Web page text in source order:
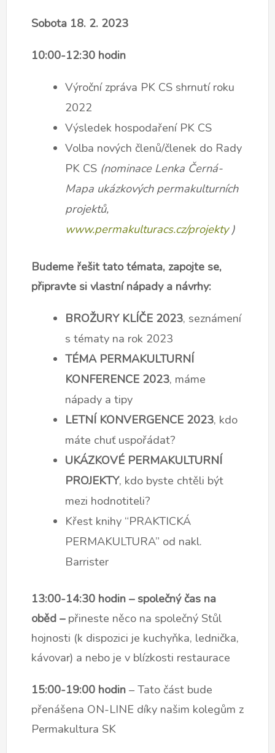
Sobota 18. 2. 2023
10:00-12:30 hodin
Výroční zpráva PK CS shrnutí roku
2022
Výsledek hospodaření PK CS
Volba nových členů/členek do Rady
PK CS (nominace Lenka Černá-
Mapa ukázkových permakulturních
projektů,
www.permakulturacs.cz/projekty)
Budeme řešit tato témata, zapojte se,
připravte si vlastní nápady a návrhy:
BROŽURY KLÍČE 2023, seznámení
s tématy na rok 2023
TÉMA PERMAKULTURNÍ
KONFERENCE 2023, máme
nápady a tipy
LETNÍ KONVERGENCE 2023, kdo
máte chuť uspořádat?
UKÁZKOVÉ PERMAKULTURNÍ
PROJEKTY, kdo byste chtěli být
mezi hodnotiteli?
Křest knihy “PRAKTICKÁ
PERMAKULTURA” od nakl.
Barrister
13:00-14:30 hodin – společný čas na
oběd – přineste něco na společný Stůl
hojnosti (k dispozici je kuchyňka, lednička,
kávovar) a nebo je v blízkosti restaurace
15:00-19:00 hodin– Tato část bude
přenášena ON-LINE díky našim kolegům z
Permakultura SK